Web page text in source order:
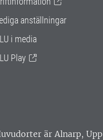
anställningar
i media
Play
är Alnarp,